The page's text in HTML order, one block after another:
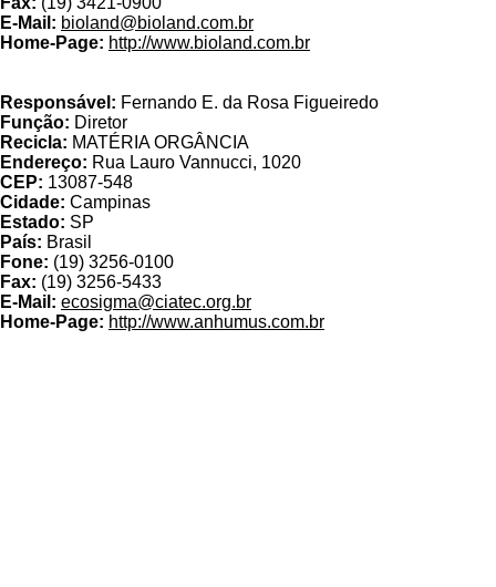
E-Mail: bioland@bioland.com.br
Home-Page: http://www.bioland.com.br
Responsável: Fernando E. da Rosa Figueiredo
Função: Diretor
Recicla: MATÉRIA ORGÂNCIA
Endereço: Rua Lauro Vannucci, 1020
CEP: 13087-548
Cidade: Campinas
Estado: SP
País: Brasil
Fone: (19) 3256-0100
Fax: (19) 3256-5433
E-Mail: ecosigma@ciatec.org.br
Home-Page: http://www.anhumus.com.br